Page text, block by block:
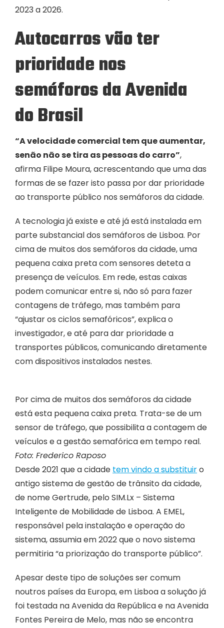
2023 a 2026.
Autocarros vão ter
prioridade nos
semáforos da Avenida
do Brasil
“A velocidade comercial tem que aumentar,
senão não se tira as pessoas do carro”,
afirma Filipe Moura, acrescentando que uma das
formas de se fazer isto passa por dar prioridade
ao transporte público nos semáforos da cidade.
A tecnologia já existe e até já está instalada em
parte substancial dos semáforos de Lisboa. Por
cima de muitos dos semáforos da cidade, uma
pequena caixa preta com sensores deteta a
presença de veículos. Em rede, estas caixas
podem comunicar entre si, não só para fazer
contagens de tráfego, mas também para
“ajustar os ciclos semafóricos”, explica o
investigador, e até para dar prioridade a
transportes públicos, comunicando diretamente
com dispositivos instalados nestes.
Por cima de muitos dos semáforos da cidade
está esta pequena caixa preta. Trata-se de um
sensor de tráfego, que possibilita a contagem de
veículos e a gestão semafórica em tempo real.
Foto: Frederico Raposo
Desde 2021 que a cidade tem vindo a substituiro
antigo sistema de gestão de trânsito da cidade,
de nome Gertrude, pelo SIM.Lx – Sistema
Inteligente de Mobilidade de Lisboa. A EMEL,
responsável pela instalação e operação do
sistema, assumia em 2022 que o novo sistema
permitiria “a priorização do transporte público”.
Apesar deste tipo de soluções ser comum
noutros países da Europa, em Lisboa a solução já
foi testada na Avenida da República e na Avenida
Fontes Pereira de Melo, mas não se encontra